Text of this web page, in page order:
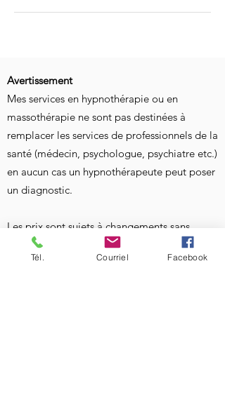
Avertissement
Mes services en hypnothérapie ou en
massothérapie ne sont pas destinées à
remplacer les services de professionnels de la
santé (médecin, psychologue, psychiatre etc.)
en aucun cas un hypnothérapeute peut poser
un diagnostic.
Les prix sont sujets à changements sans
préavis. Prenez note que pour les annulations
en moins de 24 Heures des frais de 50.00 $
Tél. Courriel Facebook